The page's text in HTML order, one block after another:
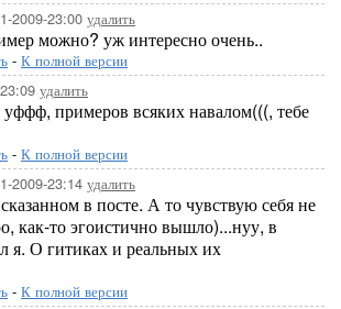
2009-23:00 удалить
можно? уж интересно очень..
- К полной версии
удалить
уффф, примеров всяких навалом(((, тебе
- К полной версии
2009-23:14 удалить
в посте. А то чувствую себя не
как-то эгоистично вышло)...нуу, в
я. О гитиках и реальных их
- К полной версии